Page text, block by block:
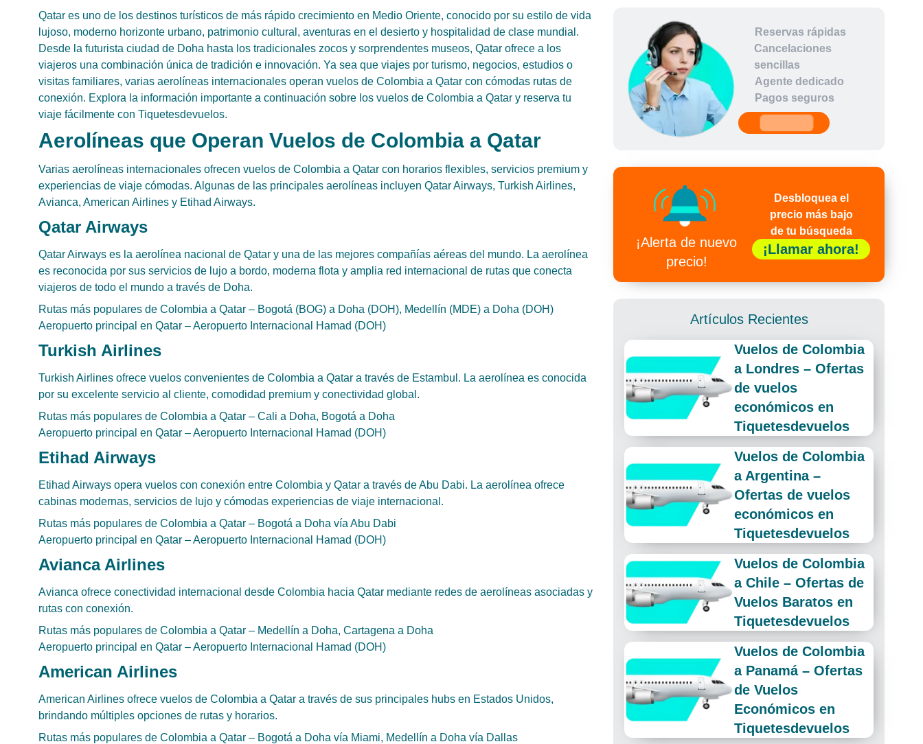
Qatar es uno de los destinos turísticos de más rápido crecimiento en Medio Oriente, conocido por su estilo de vida
lujoso, moderno horizonte urbano, patrimonio cultural, aventuras en el desierto y hospitalidad de clase mundial.
Desde la futurista ciudad de Doha hasta los tradicionales zocos y sorprendentes museos, Qatar ofrece a los
viajeros una combinación única de tradición e innovación. Ya sea que viajes por turismo, negocios, estudios o
visitas familiares, varias aerolíneas internacionales operan vuelos de Colombia a Qatar con cómodas rutas de
conexión. Explora la información importante a continuación sobre los vuelos de Colombia a Qatar y reserva tu
viaje fácilmente con Tiquetesdevuelos.
Aerolíneas que Operan Vuelos de Colombia a Qatar
Varias aerolíneas internacionales ofrecen vuelos de Colombia a Qatar con horarios flexibles, servicios premium y
experiencias de viaje cómodas. Algunas de las principales aerolíneas incluyen Qatar Airways, Turkish Airlines,
Avianca, American Airlines y Etihad Airways.
Qatar Airways
Qatar Airways es la aerolínea nacional de Qatar y una de las mejores compañías aéreas del mundo. La aerolínea
es reconocida por sus servicios de lujo a bordo, moderna flota y amplia red internacional de rutas que conecta
viajeros de todo el mundo a través de Doha.
Rutas más populares de Colombia a Qatar – Bogotá (BOG) a Doha (DOH), Medellín (MDE) a Doha (DOH)
Aeropuerto principal en Qatar – Aeropuerto Internacional Hamad (DOH)
Turkish Airlines
Turkish Airlines ofrece vuelos convenientes de Colombia a Qatar a través de Estambul. La aerolínea es conocida
por su excelente servicio al cliente, comodidad premium y conectividad global.
Rutas más populares de Colombia a Qatar – Cali a Doha, Bogotá a Doha
Aeropuerto principal en Qatar – Aeropuerto Internacional Hamad (DOH)
Etihad Airways
Etihad Airways opera vuelos con conexión entre Colombia y Qatar a través de Abu Dabi. La aerolínea ofrece
cabinas modernas, servicios de lujo y cómodas experiencias de viaje internacional.
Rutas más populares de Colombia a Qatar – Bogotá a Doha vía Abu Dabi
Aeropuerto principal en Qatar – Aeropuerto Internacional Hamad (DOH)
Avianca Airlines
Avianca ofrece conectividad internacional desde Colombia hacia Qatar mediante redes de aerolíneas asociadas y
rutas con conexión.
Rutas más populares de Colombia a Qatar – Medellín a Doha, Cartagena a Doha
Aeropuerto principal en Qatar – Aeropuerto Internacional Hamad (DOH)
American Airlines
American Airlines ofrece vuelos de Colombia a Qatar a través de sus principales hubs en Estados Unidos,
brindando múltiples opciones de rutas y horarios.
Rutas más populares de Colombia a Qatar – Bogotá a Doha vía Miami, Medellín a Doha vía Dallas
Reservas rápidas
Cancelaciones
sencillas
Agente dedicado
Pagos seguros
¡Alerta de nuevo
precio!
Desbloquea el
precio más bajo
de tu búsqueda
¡Llamar ahora!
Artículos Recientes
Vuelos de Colombia
a Londres – Ofertas
de vuelos
económicos en
Tiquetesdevuelos
Vuelos de Colombia
a Argentina –
Ofertas de vuelos
económicos en
Tiquetesdevuelos
Vuelos de Colombia
a Chile – Ofertas de
Vuelos Baratos en
Tiquetesdevuelos
Vuelos de Colombia
a Panamá – Ofertas
de Vuelos
Económicos en
Tiquetesdevuelos